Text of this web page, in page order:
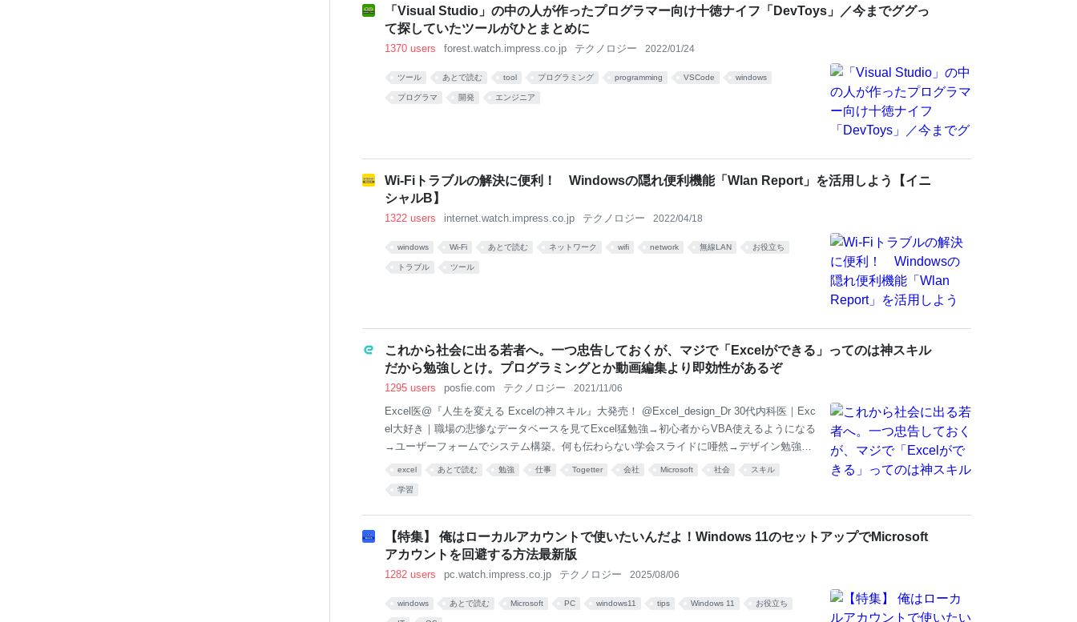
gとの統合」など、入門的な内容から高度なアプリケーションの開発まで多岐にわたるレッス
ンが用意されています。 レッスン内容は日本語による説明と図で構成 各レ
「Visual Studio」の中の人が作ったプログラマー向け十徳ナイフ「DevToys」／今までググっ
て探していたツールがひとまとめに
1370 users forest.watch.impress.co.jp テクノロジー 2022/01/24
ツール あとで読む tool プログラミング programming VSCode windows
プログラマ 開発 エンジニア
Wi-Fiトラブルの解決に便利！ Windowsの隠れ便利機能「Wlan Report」を活用しよう【イニ
シャルB】
1322 users internet.watch.impress.co.jp テクノロジー 2022/04/18
windows Wi-Fi あとで読む ネットワーク wifi network 無線LAN お役立ち
トラブル ツール
これから社会に出る若者へ。一つ忠告しておくが、マジで「Excelができる」ってのは神スキル
だから勉強しとけ。プログラミングとか動画編集より即効性があるぞ
1295 users posfie.com テクノロジー 2021/11/06
Excel医@『人生を変える Excelの神スキル』大発売！ @Excel_design_Dr 30代内科医｜Exc
el大好き｜職場の悲惨なデータベースを見てExcel猛勉強→初心者からVBA使えるようになる
→ユーザーフォームでシステム構築。何も伝わらない学会スライドに唖然→デザイン勉強
中。全国民のExcelリテラシー上げたい。Amazonアソシエイト参加中。著書👉amzn.to/3tnd
神スキルだから勉強しとけ。プログラミングとか動画編集ができるのもいいけど、それを活
かせる会社って少ないからな。Excelはほとんどの会社で使われてるけど、使いこなせる人は
ほんと少な
excel あとで読む 勉強 仕事 Togetter 会社 Microsoft 社会 スキル
学習
【特集】 俺はローカルアカウントで使いたいんだよ！Windows 11のセットアップでMicrosoft
アカウントを回避する方法最新版
1282 users pc.watch.impress.co.jp テクノロジー 2025/08/06
windows あとで読む Microsoft PC windows11 tips Windows 11 お役立ち